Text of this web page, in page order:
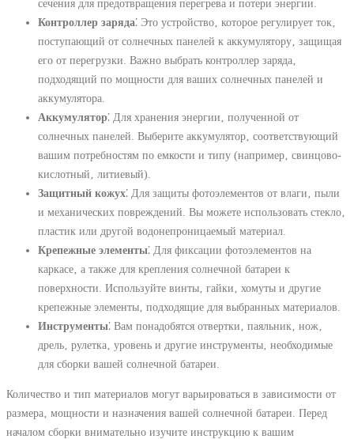
сечения для предотвращения перегрева и потери энергии.
Контроллер заряда⁚ Это устройство‚ которое регулирует ток‚
поступающий от солнечных панелей к аккумулятору‚ защищая
его от перегрузки. Важно выбрать контроллер заряда‚
подходящий по мощности для ваших солнечных панелей и
аккумулятора.
Аккумулятор⁚ Для хранения энергии‚ полученной от
солнечных панелей. Выберите аккумулятор‚ соответствующий
вашим потребностям по емкости и типу (например‚ свинцово-
кислотный‚ литиевый).
Защитный кожух⁚ Для защиты фотоэлементов от влаги‚ пыли
и механических повреждений. Вы можете использовать стекло‚
пластик или другой водонепроницаемый материал.
Крепежные элементы⁚ Для фиксации фотоэлементов на
каркасе‚ а также для крепления солнечной батареи к
поверхности. Используйте винты‚ гайки‚ хомуты и другие
крепежные элементы‚ подходящие для выбранных материалов.
Инструменты⁚ Вам понадобятся отвертки‚ паяльник‚ нож‚
дрель‚ рулетка‚ уровень и другие инструменты‚ необходимые
для сборки вашей солнечной батареи.
Количество и тип материалов могут варьироваться в зависимости от
размера‚ мощности и назначения вашей солнечной батареи. Перед
началом сборки внимательно изучите инструкцию к вашим